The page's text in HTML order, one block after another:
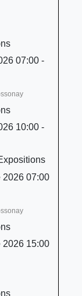
07:00 -
10:00 -
2026 07:00
2026 15:00